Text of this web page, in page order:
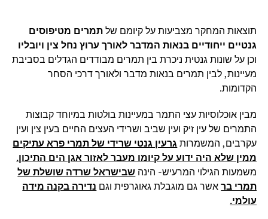
תוצאות המחקר מצביעות על קיומם שלתמרים מטיפוסים
גנטיים ייחודיים בנאות המדבר לאורך ערוץ נחל צין ויובליו
וכן על שונות גנטית ניכרת בין תמרים מבודדים הגדלים בסביבת
מעיינות, לבין תמרים בנאות מדבר ולאורך דרכי הסחר
הקדומות.
מבין אוכלוסיות עצי התמר במעיינות בולטות במיוחד קבוצות
התמרים של עין זיק ועין שביב ושרידי העצים החיים בעין צין ועין
עקרבים, המשמרותגרעין גנטי שרידי של תמרי פרא עתיקים
ממין שלא היה ידוע על קיומו מעבר לאזור אגן הים התיכון.
משמעות הגילוי המרעיש- הינה שבישראל שרדה שושלת של
תמרי בראשר גם מוגבלת גאוגרפית וגם נדירה בקנה מידה
עולמי.